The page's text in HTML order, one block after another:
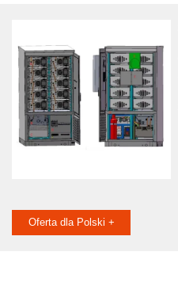
Oferta dla Polski +